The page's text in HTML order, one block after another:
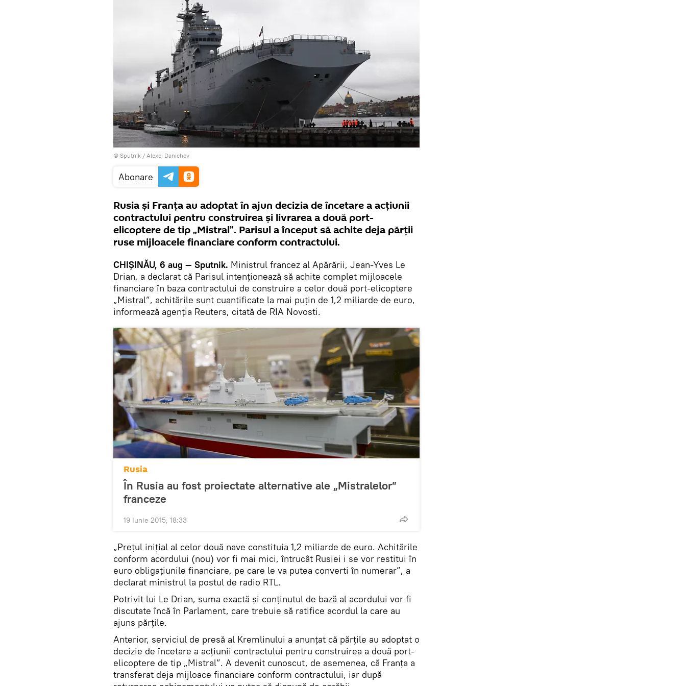
© Sputnik / Alexei Danichev
Abonare
Rusia şi Franţa au adoptat în ajun decizia de încetare a acţiunii
contractului pentru construirea şi livrarea a două port-
elicoptere de tip „Mistral”. Parisul a început să achite deja părţii
ruse mijloacele financiare conform contractului.
CHIŞINĂU, 6 aug — Sputnik. Ministrul francez al Apărării, Jean-Yves Le
Drian, a declarat că Parisul intenţionează să achite complet mijloacele
financiare în baza contractului de construire a celor două port-elicoptere
„Mistral”, achitările sunt cuantificate la mai puţin de 1,2 miliarde de euro,
informează agenţia Reuters, citată de RIA Novosti.
Rusia
În Rusia au fost proiectate alternative ale „Mistralelor”
franceze
19 Iunie 2015, 18:33
„Preţul iniţial al celor două nave constituia 1,2 miliarde de euro. Achitările
conform acordului (nou) vor fi mai mici, întrucât Rusiei i se vor restitui în
euro obligaţiunile financiare, pe care le va putea converti în numerar”, a
declarat ministrul la postul de radio RTL.
Potrivit lui Le Drian, suma exactă şi conţinutul de bază al acordului vor fi
discutate încă în Parlament, care trebuie să ratifice acordul la care au
ajuns părţile.
Anterior, serviciul de presă al Kremlinului a anunţat că părţile au adoptat o
decizie de încetare a acţiunii contractului pentru construirea a două port-
elicoptere de tip „Mistral”. A devenit cunoscut, de asemenea, că Franţa a
transferat deja mijloace financiare conform contractului, iar după